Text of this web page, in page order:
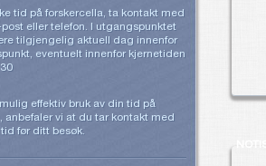
tid på forskercella, ta kontakt med
post eller telefon. I utgangspunktet
tilgjengelig aktuell dag innenfor
eventuelt innenfor kjernetiden
effektiv bruk av din tid på
anbefaler vi at du tar kontakt med
før ditt besøk.